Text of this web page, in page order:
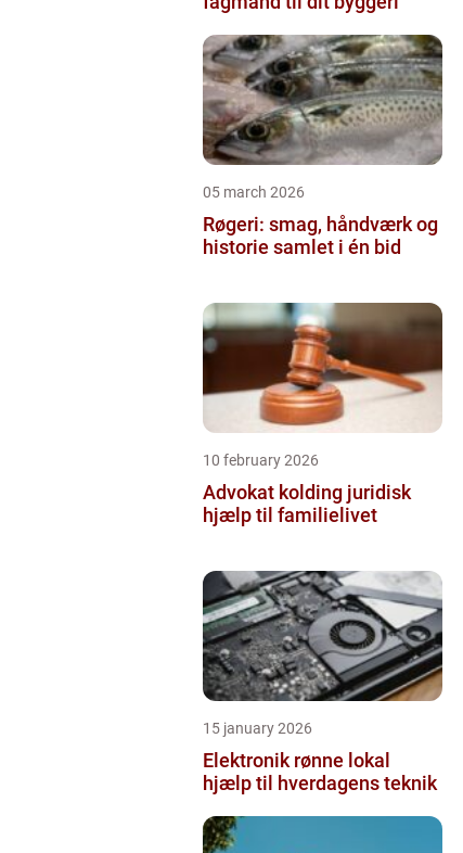
05 march 2026
Røgeri: smag, håndværk og
historie samlet i én bid
10 february 2026
Advokat kolding juridisk
hjælp til familielivet
15 january 2026
Elektronik rønne lokal
hjælp til hverdagens teknik